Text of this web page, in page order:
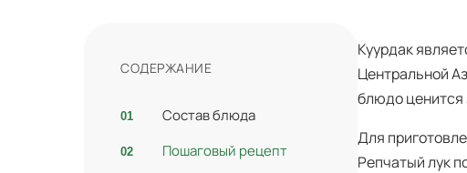
СОДЕРЖАНИЕ
Состав блюда
Пошаговый рецепт
Куурдак
Центральной
блюдо ценится
Для
Репчатый лук